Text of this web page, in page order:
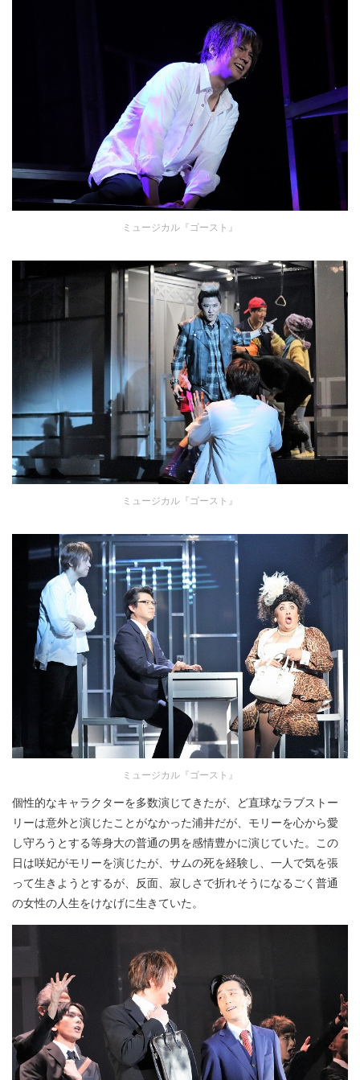
ミュージカル『ゴースト』
ミュージカル『ゴースト』
ミュージカル『ゴースト』
個性的なキャラクターを多数演じてきたが、ど直球なラブストー
リーは意外と演じたことがなかった浦井だが、モリーを心から愛
し守ろうとする等身大の普通の男を感情豊かに演じていた。この
日は咲妃がモリーを演じたが、サムの死を経験し、一人で気を張
って生きようとするが、反面、寂しさで折れそうになるごく普通
の女性の人生をけなげに生きていた。